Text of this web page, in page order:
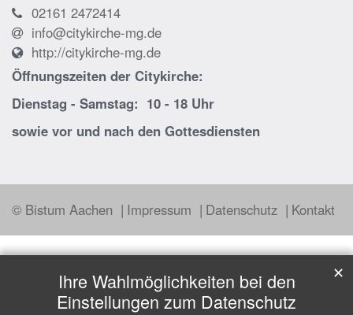
02161 2472414
info@citykirche-mg.de
http://citykirche-mg.de
Öffnungszeiten der Citykirche:
Dienstag - Samstag: 10 - 18 Uhr
sowie vor und nach den Gottesdiensten
© Bistum Aachen Impressum Datenschutz Kontakt
Ihre Wahlmöglichkeiten bei den
Einstellungen zum Datenschutz
✕